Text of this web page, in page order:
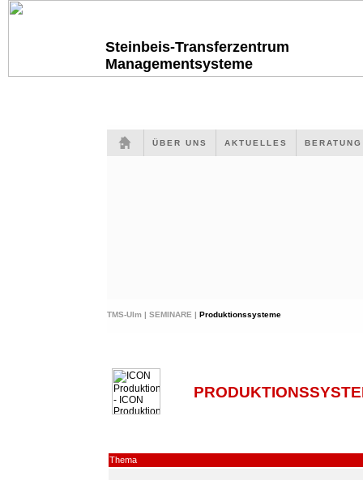
Steinbeis-Transferzentrum
Managementsysteme
ÜBER UNS AKTUELLES
TMS-Ulm | SEMINARE | Produktionssysteme
Thema